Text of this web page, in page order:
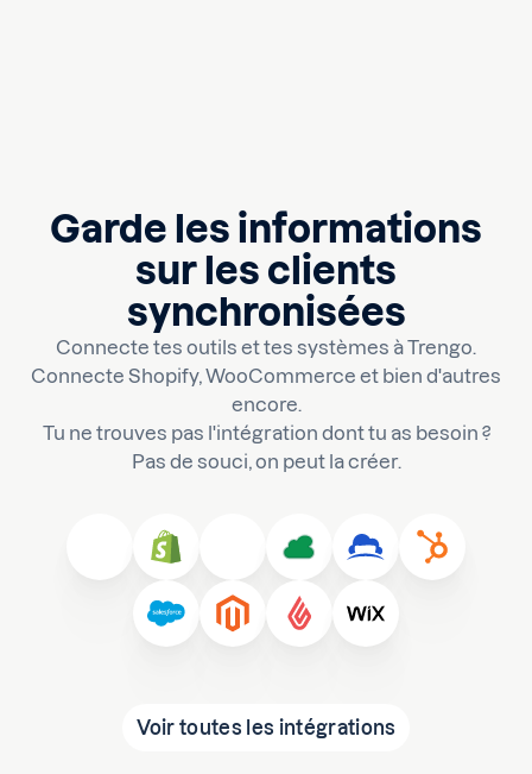
Garde les informations
sur les clients
synchronisées
Connecte tes outils et tes systèmes à Trengo.
Connecte Shopify, WooCommerce et bien d'autres
encore.
Tu ne trouves pas l'intégration dont tu as besoin ?
Pas de souci, on peut la créer.
Voir toutes les intégrations